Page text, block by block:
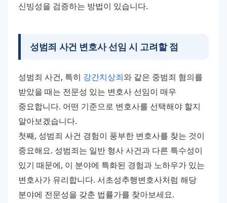
신빙성을 검증하는 방법이 있습니다.
성범죄 사건 변호사 선임 시 고려할 점
성범죄 사건, 특히 강간치상죄와 같은 중범죄 혐의를
받았을 때는 전문성 있는 변호사 선임이 매우
중요합니다. 어떤 기준으로 변호사를 선택해야 할지
알아보겠습니다.
첫째, 성범죄 사건 경험이 풍부한 변호사를 찾는 것이
중요해요. 성범죄는 일반 형사 사건과 다른 특수성이
있기 때문에, 이 분야에 특화된 경험과 노하우가 있는
변호사가 유리합니다. 서초성추행변호사처럼 해당
분야에 전문성을 갖춘 법률가를 찾아보세요.